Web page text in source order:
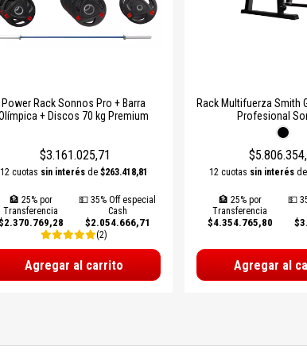
Power Rack Sonnos Pro + Barra
+ Discos 70 kg Premium
$3.161.025,71
12 cuotas sin interésde $263.418,81
🏦 25% por
Transferencia
💵 35% Off especial
Cash
$2.054.666,71
(2)
Agregar al carrito
Rack Multifuerza Smith
Profesional
12 cuotas sin interésde
🏦 25% por
Transferencia
$4.354.765,80
💵
Agregar al